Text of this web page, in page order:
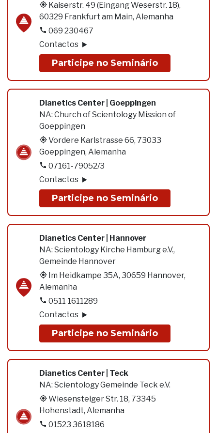
Kaiserstr. 49 (Eingang Weserstr. 18),
60329 Frankfurt am Main, Alemanha
069 230467
Contactos
Participe no Seminário
Dianetics Center | Goeppingen
NA: Church of Scientology Mission of
Goeppingen
Vordere Karlstrasse 66, 73033
Goeppingen, Alemanha
07161-79052/3
Contactos
Participe no Seminário
Dianetics Center | Hannover
NA: Scientology Kirche Hamburg e.V.,
Gemeinde Hannover
Im Heidkampe 35A, 30659 Hannover,
Alemanha
0511 1611289
Contactos
Participe no Seminário
Dianetics Center | Teck
NA: Scientology Gemeinde Teck e.V.
Wiesensteiger Str. 18, 73345
Hohenstadt, Alemanha
01523 3618186